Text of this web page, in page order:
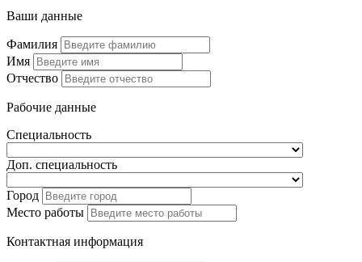
Ваши данные
Фамилия
Имя
Отчество
Рабочие данные
Специальность
Доп. специальность
Город
Место работы
Контактная информация